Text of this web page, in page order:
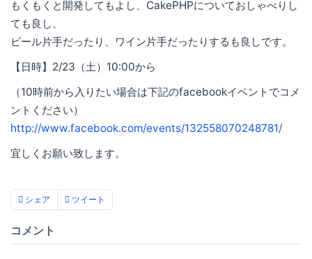
もくもくと開発してもよし、CakePHPについておしゃべりし
ても良し、
ビール片手だったり、ワイン片手だったりするも良しです。
【日時】2/23（土）10:00から
（10時前から入りたい場合は下記のfacebookイベントでコメ
ントください）
http://www.facebook.com/events/132558070248781/
宜しくお願い致します。
シェア ツイート
コメント